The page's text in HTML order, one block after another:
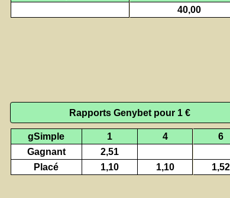
40,00
Rapports Genybet pour 1 €
gSimple 1 4
6
Gagnant
2,51
Placé
1,10 1,10 1,52